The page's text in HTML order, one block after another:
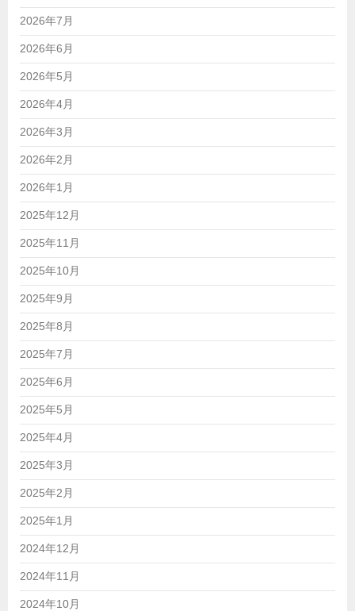
2026年7月
2026年6月
2026年5月
2026年4月
2026年3月
2026年2月
2026年1月
2025年12月
2025年11月
2025年10月
2025年9月
2025年8月
2025年7月
2025年6月
2025年5月
2025年4月
2025年3月
2025年2月
2025年1月
2024年12月
2024年11月
2024年10月